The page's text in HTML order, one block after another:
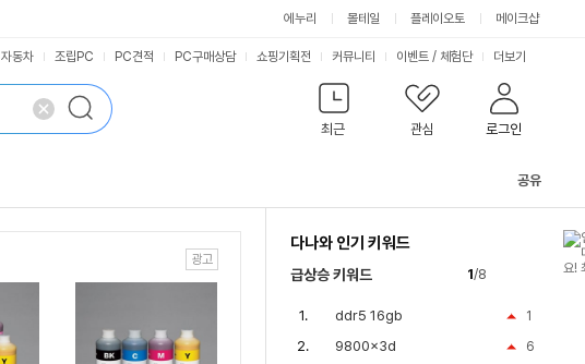
에누리 몰테일 플레이오토 메이크샵
최근 관심 로그인
자동차 조립PC PC견적 PC구매상담 쇼핑기획전 커뮤니티 이벤트 / 체험단 더보기
공유
다나와 인기 키워드
급상승 키워드 1/8
1
ddr5 16gb
6
9800x3d